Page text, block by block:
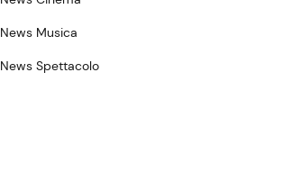
News Musica
News Spettacolo